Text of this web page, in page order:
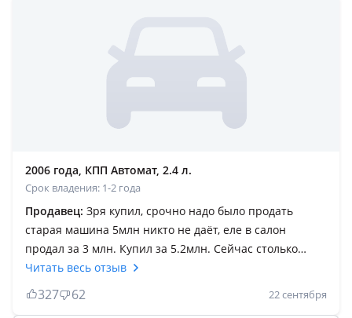
жатыр. Но камри есть камриғой. Алатын кезде
дұрыстап тексеріп алыңдар.
2006 года, КПП Автомат, 2.4 л.
Срок владения: 1-2 года
Продавец: Зря купил, срочно надо было продать
старая машина 5млн никто не даёт, еле в салон
продал за 3 млн. Купил за 5.2млн. Сейчас столько
новых машин интереснее сороковки стоят совсем
немного дороже старой сороковки. Поэтому если
покупать сороковку только за 3, 5млн в среднем, а так
Читать весь отзыв
327 62 22 сентября